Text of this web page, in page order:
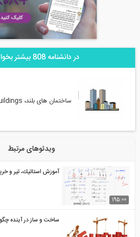
در دانشنامه 808 بیشتر بخوانید ...
ساختمان های بلند، Tall Buildings
ویدئوهای مرتبط
195:00
آموزش استاتيك، تير و
ساخت و ساز در آینده